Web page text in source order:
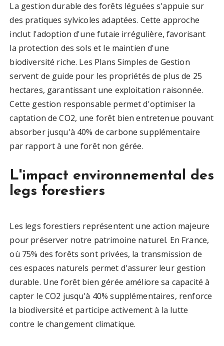
La gestion durable des forêts léguées s'appuie sur
des pratiques sylvicoles adaptées. Cette approche
inclut l'adoption d'une futaie irrégulière, favorisant
la protection des sols et le maintien d'une
biodiversité riche. Les Plans Simples de Gestion
servent de guide pour les propriétés de plus de 25
hectares, garantissant une exploitation raisonnée.
Cette gestion responsable permet d'optimiser la
captation de CO2, une forêt bien entretenue pouvant
absorber jusqu'à 40% de carbone supplémentaire
par rapport à une forêt non gérée.
L'impact environnemental des
legs forestiers
Les legs forestiers représentent une action majeure
pour préserver notre patrimoine naturel. En France,
où 75% des forêts sont privées, la transmission de
ces espaces naturels permet d'assurer leur gestion
durable. Une forêt bien gérée améliore sa capacité à
capter le CO2 jusqu'à 40% supplémentaires, renforce
la biodiversité et participe activement à la lutte
contre le changement climatique.